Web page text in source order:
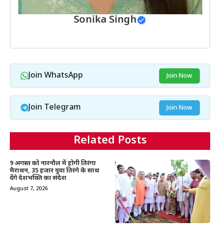
Sonika Singh
Join WhatsApp Join Now
Join Telegram Join Now
Related Posts
9 अगस्त को नारनौल में होगी तिरंगा
मैराथन, 35 हजार युवा तिरंगे के साथ
देंगे देशभक्ति का संदेश
August 7, 2026